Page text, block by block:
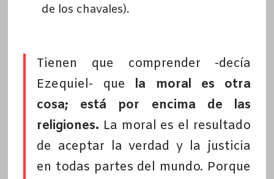
de los chavales).
Tienen que comprender -decía
Ezequiel- que la moral es otra
cosa; está por encima de las
religiones. La moral es el resultado
de aceptar la verdad y la justicia
en todas partes del mundo. Porque